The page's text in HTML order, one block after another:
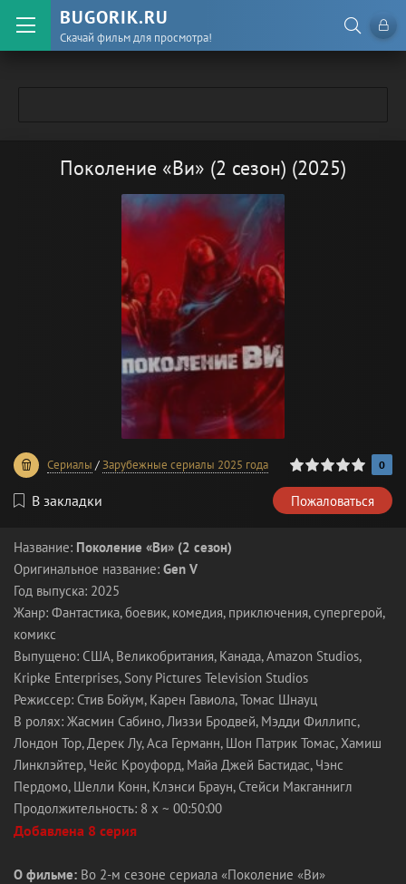
BUGORIK.RU
Скачай фильм для просмотра!
Поколение «Ви» (2 сезон) (2025)
Сериалы /Зарубежные сериалы 2025 года
0 1 2 3 4 5 0
В закладки Пожаловаться
Название: Поколение «Ви» (2 сезон)
Оригинальное название: Gen V
Год выпуска: 2025
Жанр: Фантастика, боевик, комедия, приключения, супергерой,
комикс
Выпущено: США, Великобритания, Канада, Amazon Studios,
Kripke Enterprises, Sony Pictures Television Studios
Режиссер: Стив Бойум, Карен Гавиола, Томас Шнауц
В ролях: Жасмин Сабино, Лиззи Бродвей, Мэдди Филлипс,
Лондон Тор, Дерек Лу, Аса Германн, Шон Патрик Томас, Хамиш
Линклэйтер, Чейс Кроуфорд, Майа Джей Бастидас, Чэнс
Пердомо, Шелли Конн, Клэнси Браун, Стейси Макганнигл
Продолжительность: 8 x ~ 00:50:00
Добавлена 8 серия
О фильме: Во 2-м сезоне сериала «Поколение «Ви»